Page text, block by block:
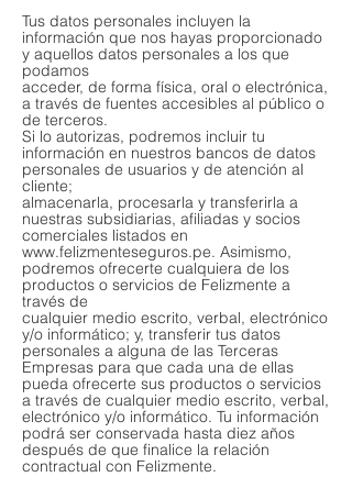
Tus datos personales incluyen la
información que nos hayas proporcionado
y aquellos datos personales a los que
podamos
acceder, de forma física, oral o electrónica,
a través de fuentes accesibles al público o
de terceros.
Si lo autorizas, podremos incluir tu
información en nuestros bancos de datos
personales de usuarios y de atención al
cliente;
almacenarla, procesarla y transferirla a
nuestras subsidiarias, afiliadas y socios
comerciales listados en
www.felizmenteseguros.pe. Asimismo,
podremos ofrecerte cualquiera de los
productos o servicios de Felizmente a
través de
cualquier medio escrito, verbal, electrónico
y/o informático; y, transferir tus datos
personales a alguna de las Terceras
Empresas para que cada una de ellas
pueda ofrecerte sus productos o servicios
a través de cualquier medio escrito, verbal,
electrónico y/o informático. Tu información
podrá ser conservada hasta diez años
después de que finalice la relación
contractual con Felizmente.